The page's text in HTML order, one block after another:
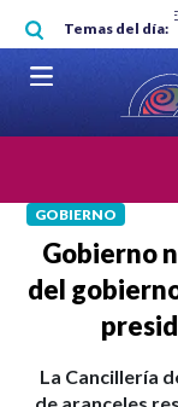
Pasar al contenido
Temas del día:
"HABLAR NO
GOBIERNO
Gobierno
del
La Cancillería